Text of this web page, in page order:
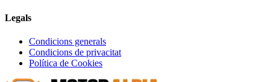
Legals
Condicions generals
Condicions de privacitat
Política de Cookies